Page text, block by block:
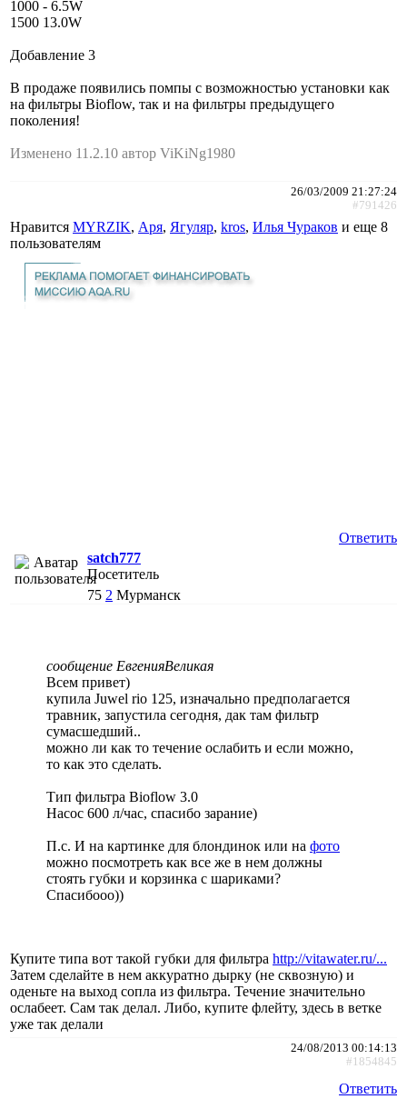
1000 - 6.5W
1500 13.0W
Добавление 3
В продаже появились помпы с возможностью установки как
на фильтры Bioflow, так и на фильтры предыдущего
поколения!
Изменено 11.2.10 автор ViKiNg1980
26/03/2009 21:27:24
#791426
Нравится MYRZIK, Аря, Ягуляр, kros, Илья Чураков и еще 8
пользователям
Ответить
satch777
Посетитель
75 2 Мурманск
сообщение ЕвгенияВеликая
Всем привет)
купила Juwel rio 125, изначально предполагается
травник, запустила сегодня, дак там фильтр
сумасшедший..
можно ли как то течение ослабить и если можно,
то как это сделать.
Тип фильтра Bioflow 3.0
Насос 600 л/час, спасибо зарание)
П.с. И на картинке для блондинок или на фото
можно посмотреть как все же в нем должны
стоять губки и корзинка с шариками?
Спасибооо))
Купите типа вот такой губки для фильтра http://vitawater.ru/...
Затем сделайте в нем аккуратно дырку (не сквозную) и
оденьте на выход сопла из фильтра. Течение значительно
ослабеет. Сам так делал. Либо, купите флейту, здесь в ветке
уже так делали
24/08/2013 00:14:13
#1854845
Ответить